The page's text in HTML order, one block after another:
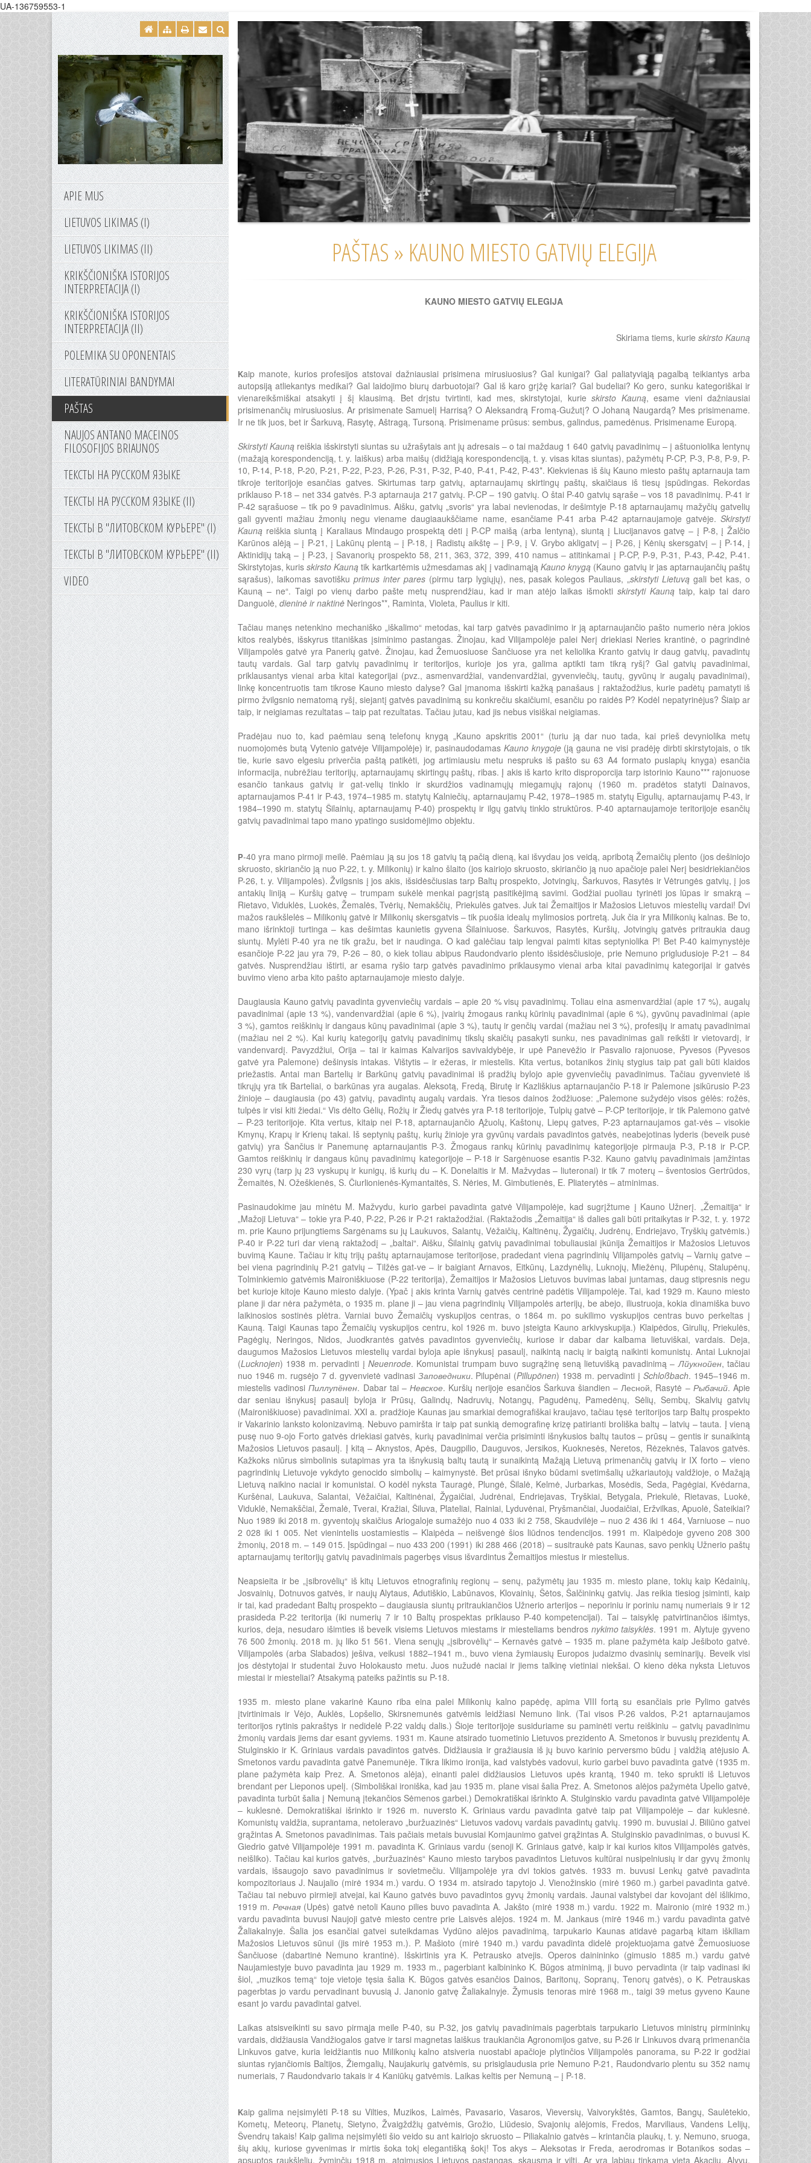
UA-136759553-1
APIE MUS
LIETUVOS LIKIMAS (I)
LIETUVOS LIKIMAS (II)
KRIKŠČIONIŠKA ISTORIJOS
INTERPRETACIJA (I)
KRIKŠČIONIŠKA ISTORIJOS
INTERPRETACIJA (II)
POLEMIKA SU OPONENTAIS
LITERATŪRINIAI BANDYMAI
PAŠTAS
NAUJOS ANTANO MACEINOS
FILOSOFIJOS BRIAUNOS
ТЕКСТЫ НА РУССКОМ ЯЗЫКЕ
ТЕКСТЫ НА РУССКОМ ЯЗЫКЕ (II)
ТЕКСТЫ В "ЛИТОВСКОМ КУРЬЕРЕ" (I)
ТЕКСТЫ В "ЛИТОВСКОМ КУРЬЕРЕ" (II)
VIDEO
PAŠTAS » KAUNO MIESTO GATVIŲ ELEGIJA
KAUNO MIESTO GATVIŲ ELEGIJA
Skiriama tiems, kurie skirsto Kauną
Kaip manote, kurios profesijos atstovai dažniausiai prisimena mirusiuosius? Gal kunigai? Gal paliatyviąją pagalbą teikiantys arba
autopsiją atliekantys medikai? Gal laidojimo biurų darbuotojai? Gal iš karo grįžę kariai? Gal budeliai? Ko gero, sunku kategoriškai ir
vienareikšmiškai atsakyti į šį klausimą. Bet drįstu tvirtinti, kad mes, skirstytojai, kurie skirsto Kauną, esame vieni dažniausiai
prisimenančių mirusiuosius. Ar prisimenate Samuelį Harrisą? O Aleksandrą Fromą-Gužutį? O Johaną Naugardą? Mes prisimename.
Ir ne tik juos, bet ir Šarkuvą, Rasytę, Aštragą, Tursoną. Prisimename prūsus: sembus, galindus, pamedėnus. Prisimename Europą.
Skirstyti Kauną reiškia išskirstyti siuntas su užrašytais ant jų adresais – o tai maždaug 1 640 gatvių pavadinimų – į aštuoniolika lentynų
(mažąją korespondenciją, t. y. laiškus) arba maišų (didžiąją korespondenciją, t. y. visas kitas siuntas), pažymėtų P-CP, P-3, P-8, P-9, P-
10, P-14, P-18, P-20, P-21, P-22, P-23, P-26, P-31, P-32, P-40, P-41, P-42, P-43*. Kiekvienas iš šių Kauno miesto paštų aptarnauja tam
tikroje teritorijoje esančias gatves. Skirtumas tarp gatvių, aptarnaujamų skirtingų paštų, skaičiaus iš tiesų įspūdingas. Rekordas
priklauso P-18 – net 334 gatvės. P-3 aptarnauja 217 gatvių. P-CP – 190 gatvių. O štai P-40 gatvių sąraše – vos 18 pavadinimų. P-41 ir
P-42 sąrašuose – tik po 9 pavadinimus. Aišku, gatvių „svoris“ yra labai nevienodas, ir dešimtyje P-18 aptarnaujamų mažyčių gatvelių
gali gyventi mažiau žmonių negu viename daugiaaukščiame name, esančiame P-41 arba P-42 aptarnaujamoje gatvėje. Skirstyti
Kauną reiškia siuntą į Karaliaus Mindaugo prospektą dėti į P-CP maišą (arba lentyną), siuntą į Liucijanavos gatvę – į P-8, į Žalčio
Karūnos alėją – į P-21, į Lakūnų plentą – į P-18, į Radistų aikštę – į P-9, į V. Grybo akligatvį – į P-26, į Kėnių skersgatvį – į P-14, į
Aktinidijų taką – į P-23, į Savanorių prospekto 58, 211, 363, 372, 399, 410 namus – atitinkamai į P-CP, P-9, P-31, P-43, P-42, P-41.
Skirstytojas, kurisskirsto Kauną tik kartkartėmis užmesdamas akį į vadinamąjąKauno knygą (Kauno gatvių ir jas aptarnaujančių paštų
sąrašus), laikomas savotišku primus inter pares(pirmu tarp lygiųjų), nes, pasak kolegos Pauliaus, „skirstyti Lietuvągali bet kas, o
Kauną – ne“. Taigi po vienų darbo pašte metų nusprendžiau, kad ir man atėjo laikas išmoktiskirstyti Kauną taip, kaip tai daro
Danguolė, dieninė ir naktinė Neringos**, Raminta, Violeta, Paulius ir kiti.
Tačiau manęs netenkino mechaniško „iškalimo“ metodas, kai tarp gatvės pavadinimo ir ją aptarnaujančio pašto numerio nėra jokios
kitos realybės, išskyrus titaniškas įsiminimo pastangas. Žinojau, kad Vilijampolėje palei Nerį driekiasi Neries krantinė, o pagrindinė
Vilijampolės gatvė yra Panerių gatvė. Žinojau, kad Žemuosiuose Šančiuose yra net keliolika Kranto gatvių ir daug gatvių, pavadintų
tautų vardais. Gal tarp gatvių pavadinimų ir teritorijos, kurioje jos yra, galima aptikti tam tikrą ryšį? Gal gatvių pavadinimai,
priklausantys vienai arba kitai kategorijai (pvz., asmenvardžiai, vandenvardžiai, gyvenviečių, tautų, gyvūnų ir augalų pavadinimai),
linkę koncentruotis tam tikrose Kauno miesto dalyse? Gal įmanoma išskirti kažką panašaus į raktažodžius, kurie padėtų pamatyti iš
pirmo žvilgsnio nematomą ryšį, siejantį gatvės pavadinimą su konkrečiu skaičiumi, esančiu po raidės P? Kodėl nepatyrinėjus? Šiaip ar
taip, ir neigiamas rezultatas – taip pat rezultatas. Tačiau jutau, kad jis nebus visiškai neigiamas.
Pradėjau nuo to, kad paėmiau seną telefonų knygą „Kauno apskritis 2001“ (turiu ją dar nuo tada, kai prieš devyniolika metų
nuomojomės butą Vytenio gatvėje Vilijampolėje) ir, pasinaudodamas Kauno knygoje(ją gauna ne visi pradėję dirbti skirstytojais, o tik
tie, kurie savo elgesiu priverčia paštą patikėti, jog artimiausiu metu nespruks iš pašto su 63 A4 formato puslapių knyga) esančia
informacija, nubrėžiau teritorijų, aptarnaujamų skirtingų paštų, ribas. Į akis iš karto krito disproporcija tarp istorinio Kauno*** rajonuose
esančio tankaus gatvių ir gat-velių tinklo ir skurdžios vadinamųjų miegamųjų rajonų (1960 m. pradėtos statyti Dainavos,
aptarnaujamos P-41 ir P-43, 1974–1985 m. statytų Kalniečių, aptarnaujamų P-42, 1978–1985 m. statytų Eigulių, aptarnaujamų P-43, ir
1984–1990 m. statytų Šilainių, aptarnaujamų P-40) prospektų ir ilgų gatvių tinklo struktūros. P-40 aptarnaujamoje teritorijoje esančių
gatvių pavadinimai tapo mano ypatingo susidomėjimo objektu.
P-40 yra mano pirmoji meilė. Paėmiau ją su jos 18 gatvių tą pačią dieną, kai išvydau jos veidą, apribotą Žemaičių plento (jos dešiniojo
skruosto, skiriančio ją nuo P-22, t. y. Milikonių) ir kalno šlaito (jos kairiojo skruosto, skiriančio ją nuo apačioje palei Nerį besidriekiančios
P-26, t. y. Vilijampolės). Žvilgsnis į jos akis, išsidėsčiusias tarp Baltų prospekto, Jotvingių, Šarkuvos, Rasytės ir Vėtrungės gatvių, į jоs
antakių liniją – Kuršių gatvę – trumpam sukėlė menkai pagrįstą pasitikėjimą savimi. Godžiai puoliau tyrinėti jos lūpas ir smakrą –
Rietavo, Viduklės, Luokės, Žemalės, Tvėrių, Nemakščių, Priekulės gatves. Juk tai Žemaitijos ir Mažosios Lietuvos miestelių vardai! Dvi
mažos raukšlelės – Milikonių gatvė ir Milikonių skersgatvis – tik puošia idealų mylimosios portretą. Juk čia ir yra Milikonių kalnas. Be to,
mano išrinktoji turtinga – kas dešimtas kaunietis gyvena Šilainiuose. Šarkuvos, Rasytės, Kuršių, Jotvingių gatvės pritraukia daug
siuntų. Mylėti P-40 yra ne tik gražu, bet ir naudinga. O kad galėčiau taip lengvai paimti kitas septyniolika P! Bet P-40 kaimynystėje
esančioje P-22 jau yra 79, P-26 – 80, o kiek toliau abipus Raudondvario plento išsidėsčiusioje, prie Nemuno prigludusioje P-21 – 84
gatvės. Nusprendžiau ištirti, ar esama ryšio tarp gatvės pavadinimo priklausymo vienai arba kitai pavadinimų kategorijai ir gatvės
buvimo vieno arba kito pašto aptarnaujamoje miesto dalyje.
Daugiausia Kauno gatvių pavadinta gyvenviečių vardais – apie 20 % visų pavadinimų. Toliau eina asmenvardžiai (apie 17 %), augalų
pavadinimai (apie 13 %), vandenvardžiai (apie 6 %), įvairių žmogaus rankų kūrinių pavadinimai (apie 6 %), gyvūnų pavadinimai (apie
3 %), gamtos reiškinių ir dangaus kūnų pavadinimai (apie 3 %), tautų ir genčių vardai (mažiau nei 3 %), profesijų ir amatų pavadinimai
(mažiau nei 2 %). Kai kurių kategorijų gatvių pavadinimų tikslų skaičių pasakyti sunku, nes pavadinimas gali reikšti ir vietovardį, ir
vandenvardį. Pavyzdžiui, Orija – tai ir kaimas Kalvarijos savivaldybėje, ir upė Panevėžio ir Pasvalio rajonuose, Pyvesos (Pyvesos
gatvė yra Palemone) dešinysis intakas. Vištytis – ir ežeras, ir miestelis. Kita vertus, botanikos žinių stygius taip pat gali būti klaidos
priežastis. Antai man Bartelių ir Barkūnų gatvių pavadinimai iš pradžių bylojo apie gyvenviečių pavadinimus. Tačiau gyvenvietė iš
tikrųjų yra tik Barteliai, o barkūnas yra augalas. Aleksotą, Fredą, Birutę ir Kazliškius aptarnaujančio P-18 ir Palemone įsikūrusio P-23
žinioje – daugiausia (po 43) gatvių, pavadintų augalų vardais. Yra tiesos dainos žodžiuose: „Palemone sužydėjo visos gėlės: rožės,
tulpės ir visi kiti žiedai.“ Vis dėlto Gėlių, Rožių ir Žiedų gatvės yra P-18 teritorijoje, Tulpių gatvė – P-CP teritorijoje, ir tik Palemono gatvė
– P-23 teritorijoje. Kita vertus, kitaip nei P-18, aptarnaujančio Ąžuolų, Kaštonų, Liepų gatves, P-23 aptarnaujamos gat-vės – visokie
Kmynų, Krapų ir Krienų takai. Iš septynių paštų, kurių žinioje yra gyvūnų vardais pavadintos gatvės, neabejotinas lyderis (beveik pusė
gatvių) yra Šančius ir Panemunę aptarnaujantis P-3. Žmogaus rankų kūrinių pavadinimų kategorijoje pirmauja P-3, P-18 ir P-CP.
Gamtos reiškinių ir dangaus kūnų pavadinimų kategorijoje – P-18 ir Sargėnuose esantis P-32. Kauno gatvių pavadinimais įamžintas
230 vyrų (tarp jų 23 vyskupų ir kunigų, iš kurių du – K. Donelaitis ir M. Mažvydas – liuteronai) ir tik 7 moterų – šventosios Gertrūdos,
Žemaitės, N. Ožeškienės, S. Čiurlionienės-Kymantaitės, S. Nėries, M. Gimbutienės, E. Pliaterytės – atminimas.
Pasinaudokime jau minėtu M. Mažvydu, kurio garbei pavadinta gatvė Vilijampolėje, kad sugrįžtume į Kauno Užnerį. „Žemaitija“ ir
„Mažoji Lietuva“ – tokie yra P-40, P-22, P-26 ir P-21 raktažodžiai. (Raktažodis „Žemaitija“ iš dalies gali būti pritaikytas ir P-32, t. y. 1972
m. prie Kauno prijungtiems Sargėnams su jų Laukuvos, Salantų, Vėžaičių, Kaltinėnų, Žygaičių, Judrėnų, Endriejavo, Tryškių gatvėmis.)
P-40 ir P-22 turi dar vieną raktažodį – „baltai“. Aišku, Šilainių gatvių pavadinimai tobuliausiai įkūnija Žemaitijos ir Mažosios Lietuvos
buvimą Kaune. Tačiau ir kitų trijų paštų aptarnaujamose teritorijose, pradedant viena pagrindinių Vilijampolės gatvių – Varnių gatve –
bei viena pagrindinių P-21 gatvių – Tilžės gat-ve – ir baigiant Arnavos, Eitkūnų, Lazdynėlių, Luknojų, Miežėnų, Pilupėnų, Stalupėnų,
Tolminkiemio gatvėmis Maironiškiuose (P-22 teritorija), Žemaitijos ir Mažosios Lietuvos buvimas labai juntamas, daug stipresnis negu
bet kurioje kitoje Kauno miesto dalyje. (Ypač į akis krinta Varnių gatvės centrinė padėtis Vilijampolėje. Tai, kad 1929 m. Kauno miesto
plane ji dar nėra pažymėta, o 1935 m. plane ji – jau viena pagrindinių Vilijampolės arterijų, be abejo, iliustruoja, kokia dinamiška buvo
laikinosios sostinės plėtra. Varniai buvo Žemaičių vyskupijos centras, o 1864 m. po sukilimo vyskupijos centras buvo perkeltas į
Kauną. Taigi Kaunas tapo Žemaičių vyskupijos centru, kol 1926 m. buvo įsteigta Kauno arkivyskupija.) Klaipėdos, Girulių, Priekulės,
Pagėgių, Neringos, Nidos, Juodkrantės gatvės pavadintos gyvenviečių, kuriose ir dabar dar kalbama lietuviškai, vardais. Deja,
daugumos Mažosios Lietuvos miestelių vardai byloja apie išnykusį pasaulį, naikintą nacių ir baigtą naikinti komunistų. Antai Luknojai
(Lucknojen) 1938 m. pervadinti į Neuenrode. Komunistai trumpam buvo sugrąžinę seną lietuvišką pavadinimą –Лйукнойен, tačiau
nuo 1946 m. rugsėjo 7 d. gyvenvietė vadinasi Заповедники. Pilupėnai (Pillupönen) 1938 m. pervadinti įSchloßbach. 1945–1946 m.
miestelis vadinosiПиллупёнен. Dabar tai –Невское. Kuršių nerijoje esančios Šarkuva šiandien – Лесной, Rasytė – Рыбачий. Apie
dar seniau išnykusį pasaulį byloja ir Prūsų, Galindų, Nadruvių, Notangų, Pagudėnų, Pamedėnų, Sėlių, Sembų, Skalvių gatvių
(Maironiškiuose) pavadinimai. XXI a. pradžioje Kaunas jau smarkiai demografiškai kraujavo, tačiau tęsė teritorijos tarp Baltų prospekto
ir Vakarinio lanksto kolonizavimą. Nebuvo pamiršta ir taip pat sunkią demografinę krizę patirianti broliška baltų – latvių – tauta. Į vieną
pusę nuo 9-ojo Forto gatvės driekiasi gatvės, kurių pavadinimai verčia prisiminti išnykusios baltų tautos – prūsų – gentis ir sunaikintą
Mažosios Lietuvos pasaulį. Į kitą – Aknystos, Apės, Daugpilio, Dauguvos, Jersikos, Kuoknesės, Neretos, Rėzeknės, Talavos gatvės.
Kažkoks niūrus simbolinis sutapimas yra ta išnykusią baltų tautą ir sunaikintą Mažąją Lietuvą primenančių gatvių ir IX forto – vieno
pagrindinių Lietuvoje vykdyto genocido simbolių – kaimynystė. Bet prūsai išnyko būdami svetimšalių užkariautojų valdžioje, o Mažąją
Lietuvą naikino naciai ir komunistai. O kodėl nyksta Tauragė, Plungė, Šilalė, Kelmė, Jurbarkas, Mosėdis, Seda, Pagėgiai, Kvėdarna,
Kuršėnai, Laukuva, Salantai, Vėžaičiai, Kaltinėnai, Žygaičiai, Judrėnai, Endriejavas, Tryškiai, Betygala, Priekulė, Rietavas, Luokė,
Viduklė, Nemakščiai, Žemalė, Tverai, Kražiai, Šiluva, Plateliai, Rainiai, Lyduvėnai, Pryšmančiai, Juodaičiai, Eržvilkas, Apuolė, Šateikiai?
Nuo 1989 iki 2018 m. gyventojų skaičius Ariogaloje sumažėjo nuo 4 033 iki 2 758, Skaudvilėje – nuo 2 436 iki 1 464, Varniuose – nuo
2 028 iki 1 005. Net vienintelis uostamiestis – Klaipėda – neišvengė šios liūdnos tendencijos. 1991 m. Klaipėdoje gyveno 208 300
žmonių, 2018 m. – 149 015. Įspūdingai – nuo 433 200 (1991) iki 288 466 (2018) – susitraukė pats Kaunas, savo penkių Užnerio paštų
aptarnaujamų teritorijų gatvių pavadinimais pagerbęs visus išvardintus Žemaitijos miestus ir miestelius.
Neapsieita ir be „įsibrovėlių“ iš kitų Lietuvos etnografinių regionų – senų, pažymėtų jau 1935 m. miesto plane, tokių kaip Kėdainių,
Josvainių, Dotnuvos gatvės, ir naujų Alytaus, Adutiškio, Labūnavos, Klovainių, Šėtos, Šalčininkų gatvių. Jas reikia tiesiog įsiminti, kaip
ir tai, kad pradedant Baltų prospekto – daugiausia siuntų pritraukiančios Užnerio arterijos – neporiniu ir poriniu namų numeriais 9 ir 12
prasideda P-22 teritorija (iki numerių 7 ir 10 Baltų prospektas priklauso P-40 kompetencijai). Tai – taisyklę patvirtinančios išimtys,
kurios, deja, nesudaro išimties iš beveik visiems Lietuvos miestams ir miesteliams bendros nykimo taisyklės. 1991 m. Alytuje gyveno
76 500 žmonių. 2018 m. jų liko 51 561. Viena senųjų „įsibrovėlių“ – Kernavės gatvė – 1935 m. plane pažymėta kaip Ješiboto gatvė.
Vilijampolės (arba Slabados) ješiva, veikusi 1882–1941 m., buvo viena žymiausių Europos judaizmo dvasinių seminarijų. Beveik visi
jos dėstytojai ir studentai žuvo Holokausto metu. Juos nužudė naciai ir jiems talkinę vietiniai niekšai. O kieno dėka nyksta Lietuvos
miestai ir miesteliai? Atsakymą pateiks pažintis su P-18.
1935 m. miesto plane vakarinė Kauno riba eina palei Milikonių kalno papėdę, apima VIII fortą su esančiais prie Pylimo gatvės
įtvirtinimais ir Vėjo, Auklės, Lopšelio, Skirsnemunės gatvėmis leidžiasi Nemuno link. (Tai visos P-26 valdos, P-21 aptarnaujamos
teritorijos rytinis pakraštys ir nedidelė P-22 valdų dalis.) Šioje teritorijoje susiduriame su paminėti vertu reiškiniu – gatvių pavadinimu
žmonių vardais jiems dar esant gyviems. 1931 m. Kaune atsirado tuometinio Lietuvos prezidento A. Smetonos ir buvusių prezidentų A.
Stulginskio ir K. Griniaus vardais pavadintos gatvės. Didžiausia ir gražiausia iš jų buvo karinio perversmo būdu į valdžią atėjusio A.
Smetonos vardu pavadinta gatvė Panemunėje. Tikra likimo ironija, kad valstybės vadovui, kurio garbei buvo pavadinta gatvė (1935 m.
plane pažymėta kaip Prez. A. Smetonos alėja), einanti palei didžiausios Lietuvos upės krantą, 1940 m. teko sprukti iš Lietuvos
brendant per Lieponos upelį. (Simboliškai ironiška, kad jau 1935 m. plane visai šalia Prez. A. Smetonos alėjos pažymėta Upelio gatvė,
pavadinta turbūt šalia į Nemuną įtekančios Sėmenos garbei.) Demokratiškai išrinkto A. Stulginskio vardu pavadinta gatvė Vilijampolėje
– kuklesnė. Demokratiškai išrinkto ir 1926 m. nuversto K. Griniaus vardu pavadinta gatvė taip pat Vilijampolėje – dar kuklesnė.
Komunistų valdžia, suprantama, netoleravo „buržuazinės“ Lietuvos vadovų vardais pavadintų gatvių. 1990 m. buvusiai J. Biliūno gatvei
grąžintas A. Smetonos pavadinimas. Tais pačiais metais buvusiai Komjaunimo gatvei grąžintas A. Stulginskio pavadinimas, o buvusi K.
Giedrio gatvė Vilijampolėje 1991 m. pavadinta K. Griniaus vardu (senoji K. Griniaus gatvė, kaip ir kai kurios kitos Vilijampolės gatvės,
neišliko). Tačiau kai kurios gatvės, „buržuazinės“ Kauno miesto tarybos pavadintos Lietuvos kultūrai nusipelniusių ir dar gyvų žmonių
vardais, išsaugojo savo pavadinimus ir sovietmečiu. Vilijampolėje yra dvi tokios gatvės. 1933 m. buvusi Lenkų gatvė pavadinta
kompozitoriaus J. Naujalio (mirė 1934 m.) vardu. O 1934 m. atsirado tapytojo J. Vienožinskio (mirė 1960 m.) garbei pavadinta gatvė.
Tačiau tai nebuvo pirmieji atvejai, kai Kauno gatvės buvo pavadintos gyvų žmonių vardais. Jaunai valstybei dar kovojant dėl išlikimo,
1919 m.Речная (Upės) gatvė netoli Kauno pilies buvo pavadinta A. Jakšto (mirė 1938 m.) vardu. 1922 m. Maironio (mirė 1932 m.)
vardu pavadinta buvusi Naujoji gatvė miesto centre prie Laisvės alėjos. 1924 m. M. Jankaus (mirė 1946 m.) vardu pavadinta gatvė
Žaliakalnyje. Šalia jos esančiai gatvei suteikdamas Vydūno alėjos pavadinimą, tarpukario Kaunas atidavė pagarbą kitam iškiliam
Mažosios Lietuvos sūnui (jis mirė 1953 m.). P. Mašioto (mirė 1940 m.) vardu pavadinta didelė projektuojama gatvė Žemuosiuose
Šančiuose (dabartinė Nemuno krantinė). Išskirtinis yra K. Petrausko atvejis. Operos dainininko (gimusio 1885 m.) vardu gatvė
Naujamiestyje buvo pavadinta jau 1929 m. 1933 m., pagerbiant kalbininko K. Būgos atminimą, ji buvo pervadinta (ir taip vadinasi iki
šiol, „muzikos temą“ toje vietoje tęsia šalia K. Būgos gatvės esančios Dainos, Baritonų, Sopranų, Tenorų gatvės), o K. Petrauskas
pagerbtas jo vardu pervadinant buvusią J. Janonio gatvę Žaliakalnyje. Žymusis tenoras mirė 1968 m., taigi 39 metus gyveno Kaune
esant jo vardu pavadintai gatvei.
Laikas atsisveikinti su savo pirmąja meile P-40, su P-32, jos gatvių pavadinimais pagerbtais tarpukario Lietuvos ministrų pirmininkų
vardais, didžiausia Vandžiogalos gatve ir tarsi magnetas laiškus traukiančia Agronomijos gatve, su P-26 ir Linkuvos dvarą primenančia
Linkuvos gatve, kuria leidžiantis nuo Milikonių kalno atsiveria nuostabi apačioje plytinčios Vilijampolės panorama, su P-22 ir godžiai
siuntas ryjančiomis Baltijos, Žiemgalių, Naujakurių gatvėmis, su prisiglaudusia prie Nemuno P-21, Raudondvario plentu su 352 namų
numeriais, 7 Raudondvario takais ir 4 Kaniūkų gatvėmis. Laikas keltis per Nemuną – į P-18.
Kaip galima neįsimylėti P-18 su Vilties, Muzikos, Laimės, Pavasario, Vasaros, Vieversių, Vaivorykštės, Gamtos, Bangų, Saulėtekio,
Kometų, Meteorų, Planetų, Sietyno, Žvaigždžių gatvėmis, Grožio, Liūdesio, Svajonių alėjomis, Fredos, Marviliaus, Vandens Lelijų,
Švendrų takais! Kaip galima neįsimylėti šio veido su ant kairiojo skruosto – Piliakalnio gatvės – krintančia plaukų, t. y. Nemuno, sruoga,
šių akių, kuriose gyvenimas ir mirtis šoka tokį elegantišką šokį! Tos akys – Aleksotas ir Freda, aerodromas ir Botanikos sodas –
apsuptos raukšlelių, žyminčių 1918 m. atgimusios Lietuvos pastangas, skausmą ir viltį. Ar yra labiau tinkama vieta Akacijų, Alyvų,